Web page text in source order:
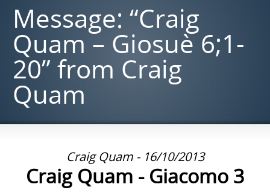
Message: “Craig
Quam – Giosuè 6;1-
20” from Craig
Quam
Craig Quam - 16/10/2013
Craig Quam - Giacomo 3